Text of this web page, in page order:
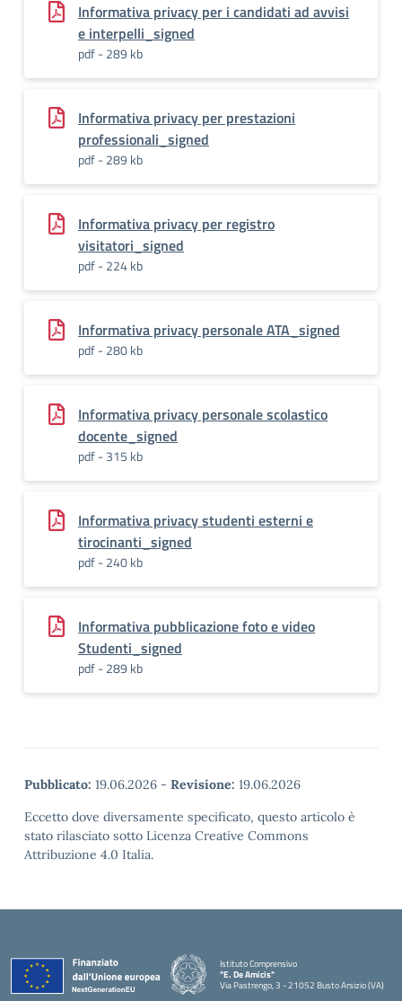
Informativa privacy per i candidati ad avvisi
e interpelli_signed
pdf - 289 kb
Informativa privacy per prestazioni
professionali_signed
pdf - 289 kb
Informativa privacy per registro
visitatori_signed
pdf - 224 kb
Informativa privacy personale ATA_signed
pdf - 280 kb
Informativa privacy personale scolastico
docente_signed
pdf - 315 kb
Informativa privacy studenti esterni e
tirocinanti_signed
pdf - 240 kb
Informativa pubblicazione foto e video
Studenti_signed
pdf - 289 kb
Pubblicato: 19.06.2026 - Revisione: 19.06.2026
Eccetto dove diversamente specificato, questo articolo è
stato rilasciato sotto Licenza Creative Commons
Attribuzione 4.0 Italia.
Istituto Comprensivo
"E. De Amicis"
Via Pastrengo, 3 - 21052 Busto Arsizio (VA)